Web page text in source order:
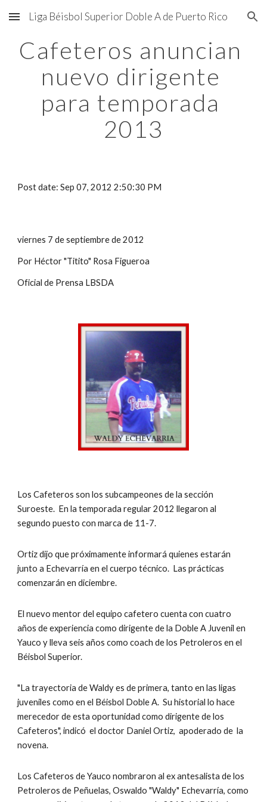
Skip to main content Skip to navigation
Liga Béisbol Superior Doble A de Puerto Rico
Cafeteros anuncian
nuevo dirigente
para temporada
2013
Post date: Sep 07, 2012 2:50:30 PM
viernes 7 de septiembre de 2012
Por Héctor "Titito" Rosa Figueroa
Oficial de Prensa LBSDA
Los Cafeteros son los subcampeones de la sección
Suroeste.  En la temporada regular 2012 llegaron al
segundo puesto con marca de 11-7.
Ortiz dijo que próximamente informará quienes estarán
junto a Echevarría en el cuerpo técnico.  Las prácticas
comenzarán en diciembre.
El nuevo mentor del equipo cafetero cuenta con cuatro
años de experiencia como dirigente de la Doble A Juvenil en
Yauco y lleva seis años como coach de los Petroleros en el
Béisbol Superior.
"La trayectoria de Waldy es de primera, tanto en las ligas
juveniles como en el Béisbol Doble A.  Su historial lo hace
merecedor de esta oportunidad como dirigente de los
Cafeteros", indicó  el doctor Daniel Ortiz,  apoderado de  la
novena.
Los Cafeteros de Yauco nombraron al ex antesalista de los
Petroleros de Peñuelas, Oswaldo "Waldy" Echevarría, como